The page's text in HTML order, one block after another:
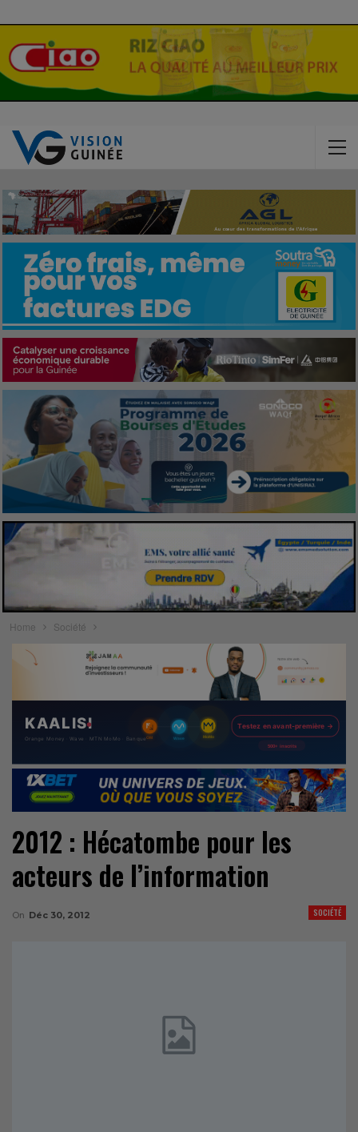
Home Société
2012 : Hécatombe pour les
acteurs de l’information
SOCIÉTÉ
On Déc 30, 2012